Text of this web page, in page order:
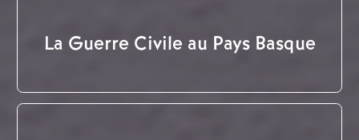
La Guerre Civile au Pays Basque